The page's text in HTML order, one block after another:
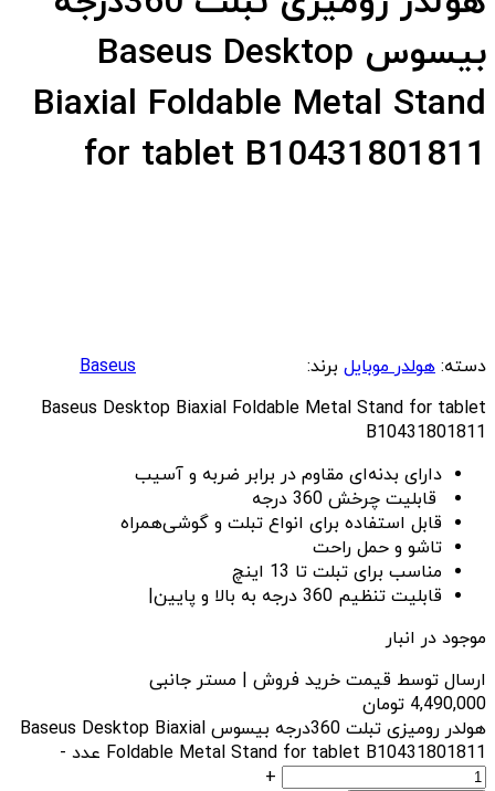
بیسوس Baseus Desktop
Biaxial Foldable Metal Stand
for tablet B10431801811
دسته: هولدر موبایل برند:
Baseus
Baseus Desktop Biaxial Foldable Metal Stand for tablet
B10431801811
دارای بدنه‌ای مقاوم در برابر ضربه و آسیب
قابلیت چرخش 360 درجه
قابل استفاده برای انواع تبلت و گوشی‌همراه
تاشو و حمل راحت
مناسب برای تبلت تا 13 اینچ
قابلیت تنظیم 360 درجه به بالا و پایین|
موجود در انبار
ارسال توسط قیمت خرید فروش | مستر جانبی
4,490,000 تومان
هولدر رومیزی تبلت 360درجه بیسوس Baseus Desktop Biaxial
Foldable Metal Stand for tablet B10431801811 عدد
-
+